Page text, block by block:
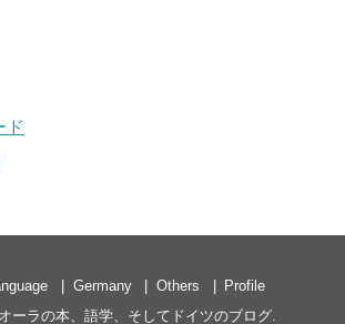
ド
Germany Others
Profile
ーラの本、語学、そしてドイツのブログ.